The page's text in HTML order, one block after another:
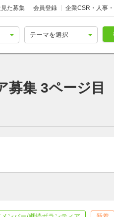
た募集 会員登録 企業CSR・人事
募集 3ページ目